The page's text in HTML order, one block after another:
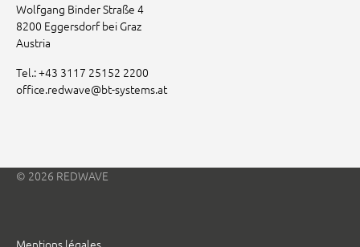
Wolfgang Binder Straße 4
8200 Eggersdorf bei Graz
Austria
Tel.:+43 3117 25152 2200
office.redwave@bt-systems.at
© 2026 REDWAVE